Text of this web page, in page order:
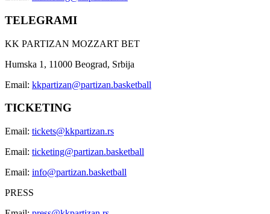
TELEGRAMI
KK PARTIZAN MOZZART BET
Humska 1, 11000 Beograd, Srbija
Email: kkpartizan@partizan.basketball
TICKETING
Email: tickets@kkpartizan.rs
Email: ticketing@partizan.basketball
Email: info@partizan.basketball
PRESS